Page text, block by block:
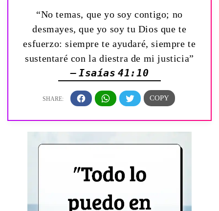
“No temas, que yo soy contigo; no
desmayes, que yo soy tu Dios que te
esfuerzo: siempre te ayudaré, siempre te
sustentaré con la diestra de mi justicia”
— Isaías 41:10